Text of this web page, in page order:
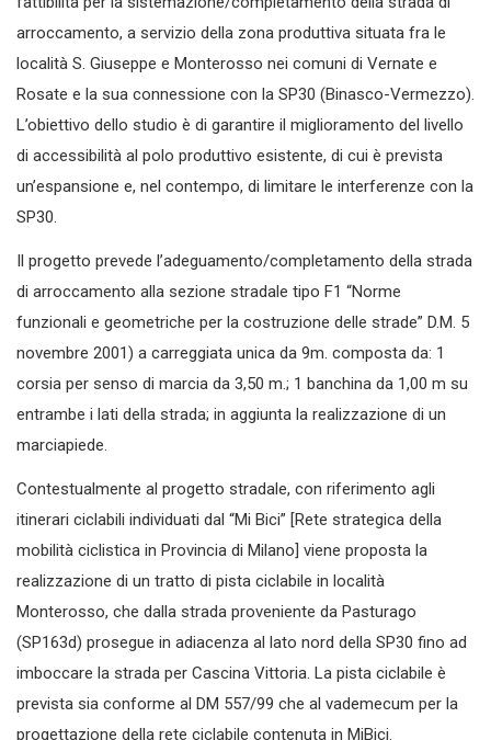
arroccamento, a servizio della zona produttiva situata fra le
località S. Giuseppe e Monterosso nei comuni di Vernate e
Rosate e la sua connessione con la SP30 (Binasco-Vermezzo).
L’obiettivo dello studio è di garantire il miglioramento del livello
di accessibilità al polo produttivo esistente, di cui è prevista
un’espansione e, nel contempo, di limitare le interferenze con la
SP30.
Il progetto prevede l’adeguamento/completamento della strada
di arroccamento alla sezione stradale tipo F1 “Norme
funzionali e geometriche per la costruzione delle strade” D.M. 5
novembre 2001) a carreggiata unica da 9m. composta da: 1
corsia per senso di marcia da 3,50 m.; 1 banchina da 1,00 m su
entrambe i lati della strada; in aggiunta la realizzazione di un
marciapiede.
Contestualmente al progetto stradale, con riferimento agli
itinerari ciclabili individuati dal “Mi Bici” [Rete strategica della
mobilità ciclistica in Provincia di Milano] viene proposta la
realizzazione di un tratto di pista ciclabile in località
Monterosso, che dalla strada proveniente da Pasturago
(SP163d) prosegue in adiacenza al lato nord della SP30 fino ad
imboccare la strada per Cascina Vittoria. La pista ciclabile è
prevista sia conforme al DM 557/99 che al vademecum per la
progettazione della rete ciclabile contenuta in MiBici.